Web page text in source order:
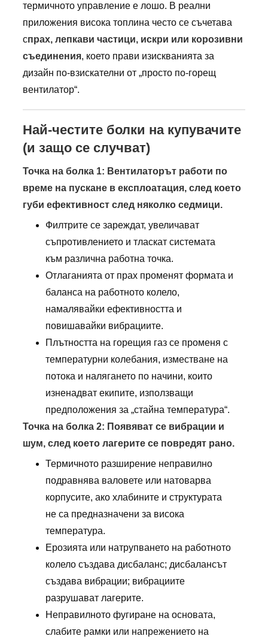
термичното управление е лошо. В реални
приложения висока топлина често се съчетава
спрах, лепкави частици, искри или корозивни
съединения, което прави изискванията за
дизайн по-взискателни от „просто по-горещ
вентилатор“.
Най-честите болки на купувачите
(и защо се случват)
Точка на болка 1: Вентилаторът работи по
време на пускане в експлоатация, след което
губи ефективност след няколко седмици.
Филтрите се зареждат, увеличават
съпротивлението и тласкат системата
към различна работна точка.
Отлаганията от прах променят формата и
баланса на работното колело,
намалявайки ефективността и
повишавайки вибрациите.
Плътността на горещия газ се променя с
температурни колебания, изместване на
потока и налягането по начини, които
изненадват екипите, използващи
предположения за „стайна температура“.
Точка на болка 2: Появяват се вибрации и
шум, след което лагерите се повредят рано.
Термичното разширение неправилно
подравнява валовете или натоварва
корпусите, ако хлабините и структурата
не са предназначени за висока
температура.
Ерозията или натрупването на работното
колело създава дисбаланс; дисбалансът
създава вибрации; вибрациите
разрушават лагерите.
Неправилното фугиране на основата,
слабите рамки или напрежението на